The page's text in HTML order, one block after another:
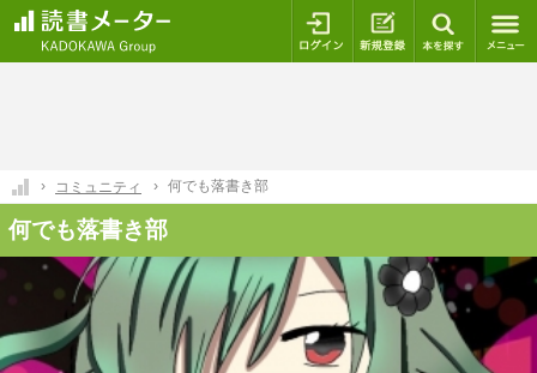
ログイン 新規登録
コミュニティ 何でも落書き部
何でも落書き部